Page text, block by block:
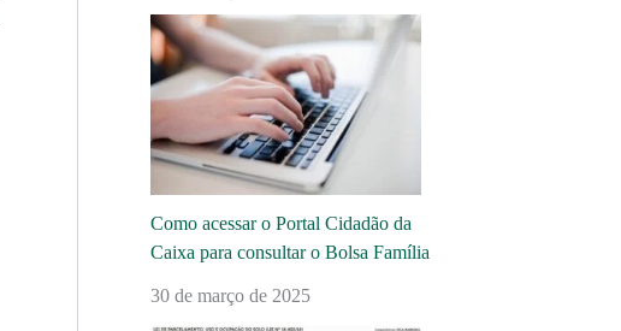
Como acessar o Portal Cidadão da
Caixa para consultar o Bolsa Família
30 de março de 2025